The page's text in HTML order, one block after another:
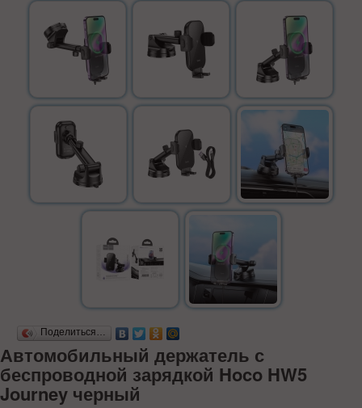
Поделиться…
Автомобильный держатель с
беспроводной зарядкой Hoco HW5
Journey черный